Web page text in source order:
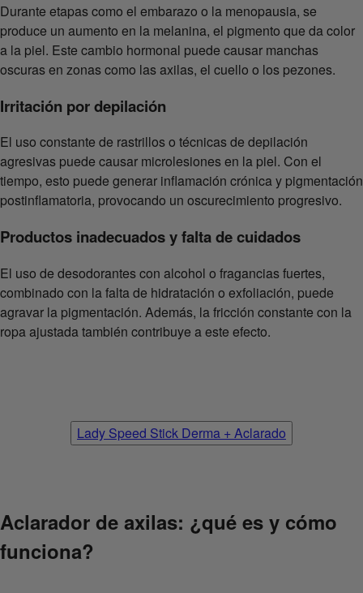
Durante etapas como el embarazo o la menopausia, se
produce un aumento en la melanina, el pigmento que da color
a la piel. Este cambio hormonal puede causar manchas
oscuras en zonas como las axilas, el cuello o los pezones.
Irritación por depilación
El uso constante de rastrillos o técnicas de depilación
agresivas puede causar microlesiones en la piel. Con el
tiempo, esto puede generar inflamación crónica y pigmentación
postinflamatoria, provocando un oscurecimiento progresivo.
Productos inadecuados y falta de cuidados
El uso de desodorantes con alcohol o fragancias fuertes,
combinado con la falta de hidratación o exfoliación, puede
agravar la pigmentación. Además, la fricción constante con la
ropa ajustada también contribuye a este efecto.
Lady Speed Stick Derma + Aclarado
Aclarador de axilas: ¿qué es y cómo
funciona?